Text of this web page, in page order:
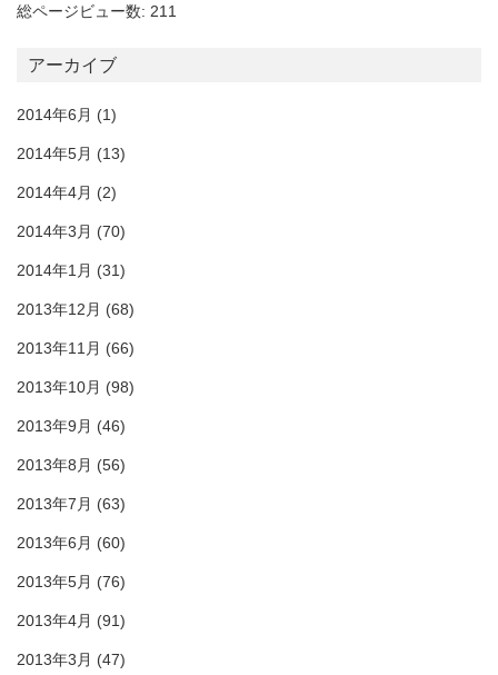
総ページビュー数: 211
アーカイブ
2014年6月 (1)
2014年5月 (13)
2014年4月 (2)
2014年3月 (70)
2014年1月 (31)
2013年12月 (68)
2013年11月 (66)
2013年10月 (98)
2013年9月 (46)
2013年8月 (56)
2013年7月 (63)
2013年6月 (60)
2013年5月 (76)
2013年4月 (91)
2013年3月 (47)